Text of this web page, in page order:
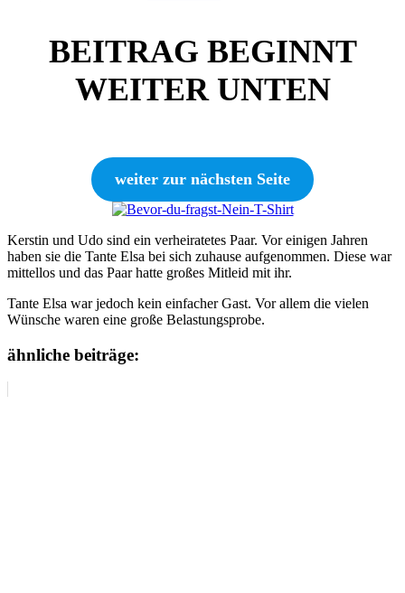
BEITRAG BEGINNT
WEITER UNTEN
weiter zur nächsten Seite
Kerstin und Udo sind ein verheiratetes Paar. Vor einigen Jahren
haben sie die Tante Elsa bei sich zuhause aufgenommen. Diese war
mittellos und das Paar hatte großes Mitleid mit ihr.
Tante Elsa war jedoch kein einfacher Gast. Vor allem die vielen
Wünsche waren eine große Belastungsprobe.
ähnliche beiträge: